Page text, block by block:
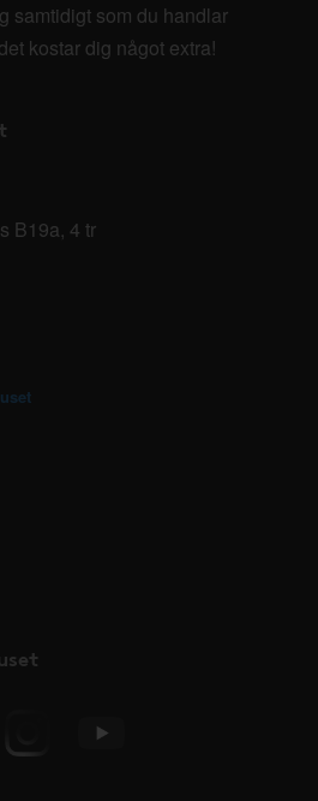
samtidigt som du handlar
kostar dig något extra!
B19a, 4 tr